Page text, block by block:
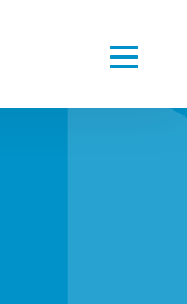
Toggle